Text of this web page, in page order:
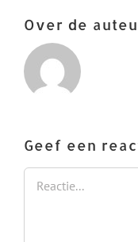
Over de
Geef een